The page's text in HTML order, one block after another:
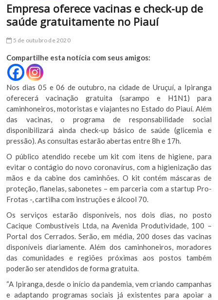
t
Empresa oferece vacinas e check-up de
saúde gratuitamente no Piauí
5 de outubro de 2020
Compartilhe esta notícia com seus amigos:
Nos dias 05 e 06 de outubro, na cidade de Uruçuí, a Ipiranga
oferecerá vacinação gratuita (sarampo e H1N1) para
caminhoneiros, motoristas e viajantes no Estado do Piauí. Além
das vacinas, o programa de responsabilidade social
disponibilizará ainda check-up básico de saúde (glicemia e
pressão). As consultas estarão abertas entre 8h e 17h.
O público atendido recebe um kit com itens de higiene, para
evitar o contágio do novo coronavírus, com a higienização das
mãos e da cabine dos caminhões. O kit contém máscaras de
proteção, flanelas, sabonetes – em parceria com a startup Pro-
Frotas -, cartilha com instruções e álcool 70.
Os serviços estarão disponíveis, nos dois dias, no posto
Cacique Combustíveis Ltda, na Avenida Produtividade, 100 –
Portal dos Cerrados. Serão, em média, 200 doses das vacinas
disponíveis diariamente. Além dos caminhoneiros, moradores
das comunidades e regiões próximas aos postos também
poderão ser atendidos de forma gratuita.
“A Ipiranga, desde o início da pandemia, vem criando campanhas
e adaptando programas sociais já existentes para apoiar a